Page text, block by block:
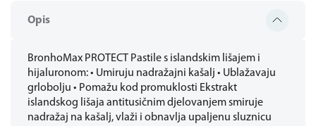
Opis
BronhoMax PROTECT Pastile s islandskim lišajem i
hijaluronom: • Umiruju nadražajni kašalj • Ublažavaju
grlobolju • Pomažu kod promuklosti Ekstrakt
islandskog lišaja antitusičnim djelovanjem smiruje
nadražaj na kašalj, vlaži i obnavlja upaljenu sluznicu